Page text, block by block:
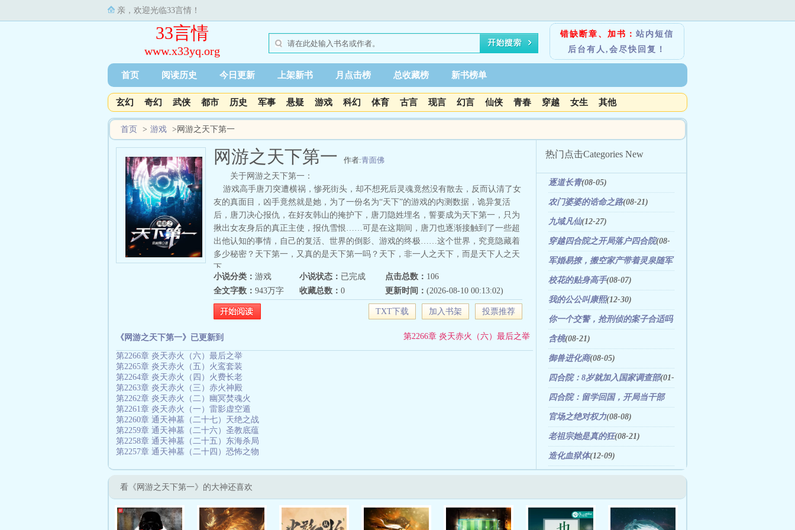
亲，欢迎光临33言情！
33言情
www.x33yq.org
错缺断章、加书： 站内短信
后台有人,会尽快回复！
首页 阅读历史 今日更新 上架新书 月点击榜 总收藏榜 新书榜单
玄幻 奇幻 武侠 都市 历史 军事 悬疑 游戏 科幻 体育 古言 现言 幻言 仙侠 青春 穿越 女生 其他
首页 > 游戏 > 网游之天下第一
网游之天下第一 作者:青面佛
关于网游之天下第一：
游戏高手唐刀突遭横祸，惨死街头，却不想死后灵魂竟然没有散去，反而认清了女
友的真面目，凶手竟然就是她，为了一份名为“天下”的游戏的内测数据，诡异复活
后，唐刀决心报仇，在好友韩山的掩护下，唐刀隐姓埋名，誓要成为天下第一，只为
揪出女友身后的真正主使，报仇雪恨……可是在这期间，唐刀也逐渐接触到了一些超
出他认知的事情，自己的复活、世界的倒影、游戏的终极……这个世界，究竟隐藏着
多少秘密？天下第一，又真的是天下第一吗？天下，非一人之天下，而是天下人之天
下。
小说分类： 游戏 小说状态： 已完成 点击总数： 106
全文字数： 943万字 收藏总数： 0 更新时间： (2026-08-10 00:13:02)
TXT下载 加入书架 投票推荐
《网游之天下第一》已更新到 第2266章 炎天赤火（六）最后之举
第2266章 炎天赤火（六）最后之举
第2265章 炎天赤火（五）火鸾套装
第2264章 炎天赤火（四）火费长老
第2263章 炎天赤火（三）赤火神殿
第2262章 炎天赤火（二）幽冥焚魂火
第2261章 炎天赤火（一）雷影虚空遁
第2260章 通天神墓（二十七）天绝之战
第2259章 通天神墓（二十六）圣教底蕴
第2258章 通天神墓（二十五）东海杀局
第2257章 通天神墓（二十四）恐怖之物
热门点击Categories New
逐道长青(08-05)
农门婆婆的诰命之路(08-21)
九域凡仙(12-27)
穿越四合院之开局落户四合院(08-
08)
军婚易撩，搬空家产带着灵泉随军
(09-10)
校花的贴身高手(08-07)
我的公公叫康熙(12-30)
你一个交警，抢刑侦的案子合适吗
(09-08)
含桃(08-21)
御兽进化商(08-05)
四合院：8岁就加入国家调查部(01-
16)
四合院：留学回国，开局当干部
(03-31)
官场之绝对权力(08-08)
老祖宗她是真的狂(08-21)
造化血狱体(12-09)
看《网游之天下第一》的大神还喜欢